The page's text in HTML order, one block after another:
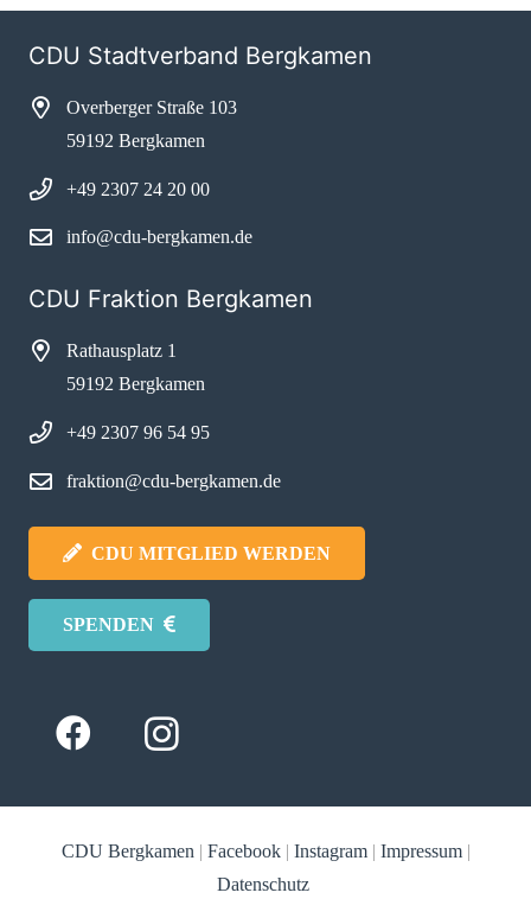
CDU Stadtverband Bergkamen
Overberger Straße 103
59192 Bergkamen
+49 2307 24 20 00
info@cdu-bergkamen.de
CDU Fraktion Bergkamen
Rathausplatz 1
59192 Bergkamen
+49 2307 96 54 95
fraktion@cdu-bergkamen.de
CDU MITGLIED WERDEN
SPENDEN
CDU Bergkamen | Facebook| Instagram| Impressum|
Datenschutz